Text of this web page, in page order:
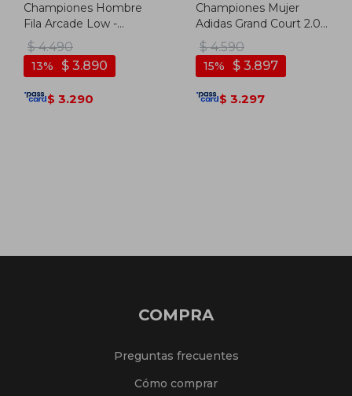
Championes Hombre
Fila Arcade Low -
Blanco
$ 4.490
$ 3.890
13
$ 3.290
Championes Mujer
Adidas Grand Court 2.0 -
Plata-negro
$ 4.590
$ 3.897
15
$ 3.297
COMPRA
Preguntas frecuentes
Cómo comprar